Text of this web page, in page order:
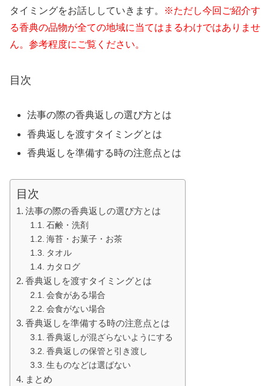
タイミングをお話ししていきます。
※ただし今回ご紹介す
る香典の品物が全ての地域に当てはまるわけではありませ
ん。参考程度にご覧ください。
目次
法事の際の香典返しの選び方とは
香典返しを渡すタイミングとは
香典返しを準備する時の注意点とは
目次
法事の際の香典返しの選び方とは
石鹸・洗剤
海苔・お菓子・お茶
タオル
カタログ
香典返しを渡すタイミングとは
会食がある場合
会食がない場合
香典返しを準備する時の注意点とは
香典返しが混ざらないようにする
香典返しの保管と引き渡し
生ものなどは選ばない
まとめ